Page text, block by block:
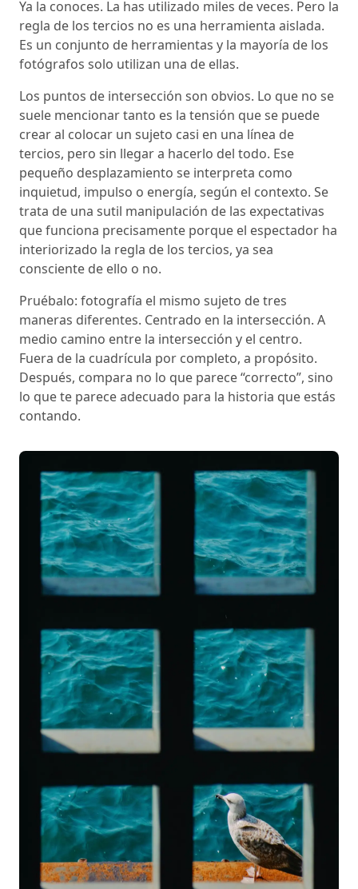
Ya la conoces. La has utilizado miles de veces. Pero la
regla de los tercios no es una herramienta aislada.
Es un conjunto de herramientas y la mayoría de los
fotógrafos solo utilizan una de ellas.
Los puntos de intersección son obvios. Lo que no se
suele mencionar tanto es la tensión que se puede
crear al colocar un sujeto casi en una línea de
tercios, pero sin llegar a hacerlo del todo. Ese
pequeño desplazamiento se interpreta como
inquietud, impulso o energía, según el contexto. Se
trata de una sutil manipulación de las expectativas
que funciona precisamente porque el espectador ha
interiorizado la regla de los tercios, ya sea
consciente de ello o no.
Pruébalo: fotografía el mismo sujeto de tres
maneras diferentes. Centrado en la intersección. A
medio camino entre la intersección y el centro.
Fuera de la cuadrícula por completo, a propósito.
Después, compara no lo que parece “correcto”, sino
lo que te parece adecuado para la historia que estás
contando.